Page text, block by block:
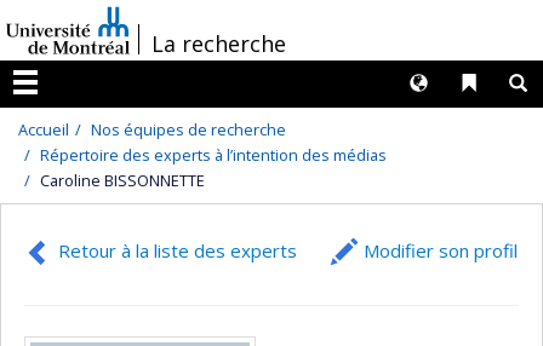
au
contenu
/La recherche
Menu
Liens
Langues
Accueil
Nos équipes de recherche
Répertoire des experts à l’intention des médias
Caroline BISSONNETTE
Retour à la liste des experts Modifier son profil